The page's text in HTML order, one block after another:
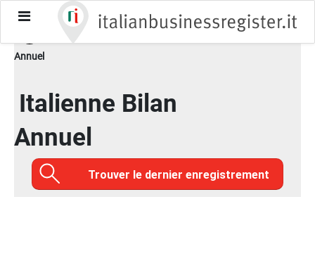
menu
Page d'accueil / Données Officielles Italienne Bilan
Annuel
Italienne Bilan
Annuel
Trouver le dernier enregistrement